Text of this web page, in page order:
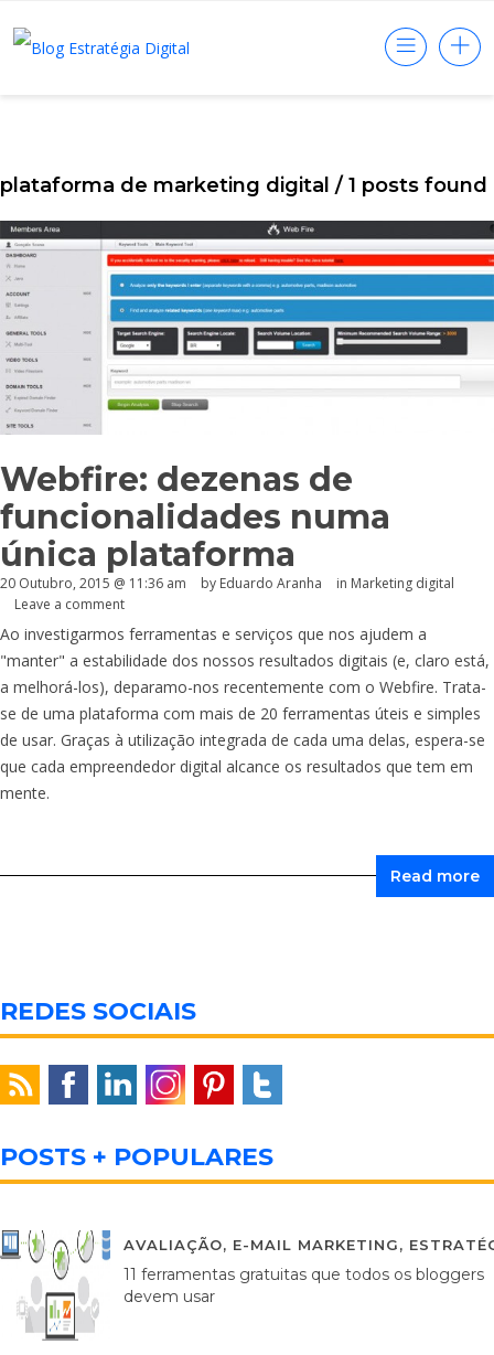
plataforma de marketing digital / 1 posts found
Webfire: dezenas de
funcionalidades numa
única plataforma
20 Outubro, 2015 @ 11:36 am by Eduardo Aranha in Marketing digital
Leave a comment
Ao investigarmos ferramentas e serviços que nos ajudem a
"manter" a estabilidade dos nossos resultados digitais (e, claro está,
a melhorá-los), deparamo-nos recentemente com o Webfire. Trata-
se de uma plataforma com mais de 20 ferramentas úteis e simples
de usar. Graças à utilização integrada de cada uma delas, espera-se
que cada empreendedor digital alcance os resultados que tem em
mente.
Read more
REDES SOCIAIS
POSTS + POPULARES
AVALIAÇÃO, E-MAIL MARKETING,
11 ferramentas gratuitas que todos os bloggers
devem usar